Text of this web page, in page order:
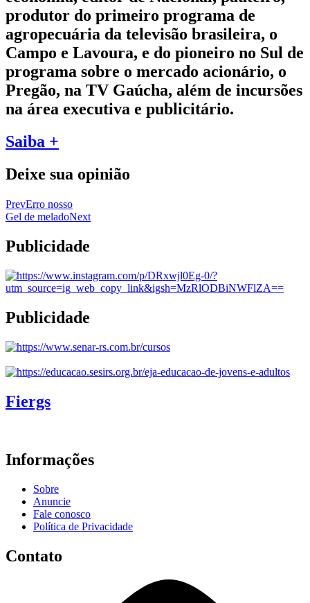
produtor do primeiro programa de
agropecuária da televisão brasileira, o
Campo e Lavoura, e do pioneiro no Sul de
programa sobre o mercado acionário, o
Pregão, na TV Gaúcha, além de incursões
na área executiva e publicitário.
Saiba +
Deixe sua opinião
PrevErro nosso
Gel de meladoNext
Publicidade
Publicidade
Fiergs
Informações
Sobre
Anuncie
Fale conosco
Política de Privacidade
Contato